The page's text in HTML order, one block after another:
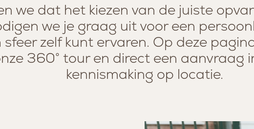
we dat het kiezen van de juiste
we je graag uit voor een
sfeer zelf kunt ervaren. Op deze
360° tour en direct een aanvraag
kennismaking op locatie.